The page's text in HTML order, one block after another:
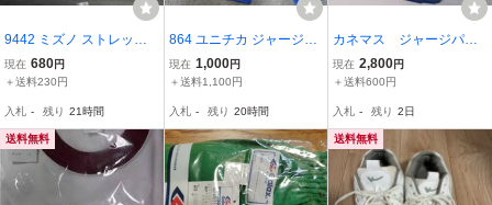
9442 ミズノ ストレッチ
伸縮素材 岡大付属 半袖体
操服 Mサイズ レターパッ
現在 680円
＋送料230円
入札 - 残り 21時間
864 ユニチカ ジャージ上
下 ３枚セット M/Lサイズ
(女子) UNITIKA 姫路 神南
現在 1,000円
＋送料1,100円
入札 - 残り 20時間
カネマス ジャージパン
ツ 紺 オレンジ3本ライ
ン サイズ L
現在 2,800円
＋送料600円
入札 - 残り 2日
送料無料 送料無料